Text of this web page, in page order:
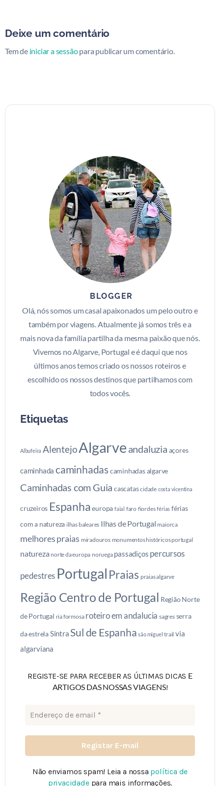
Deixe um comentário
Tem de iniciar a sessãopara publicar um comentário.
BLOGGER
Olá, nós somos um casal apaixonados um pelo outro e
também por viagens. Atualmente já somos três e a
mais nova da família partilha da mesma paixão que nós.
Vivemos no Algarve, Portugal e é daqui que nos
últimos anos temos criado os nossos roteiros e
escolhido os nossos destinos que partilhamos com
todos vocês.
Etiquetas
Albufeira AlentejoAlgarve andaluzia açores
caminhada caminhadascaminhadas algarve
Caminhadas com Guia cascatascidade costa vicentina
cruzeiros Espanha europa faial faro fiordes férias férias
com a natureza ilhas baleares Ilhas de Portugal maiorca
melhores praias miradouros monumentos históricos portugal
natureza norte da europa noruega passadiços percursos
pedestres Portugal Praias praias algarve
Região Centro de Portugal Região Norte
de Portugal ria formosa roteiro em andalucia sagres serra
da estrelaSintra Sul de Espanha são miguel trail via
algarviana
REGISTE-SE PARA RECEBER AS ÚLTIMAS DICAS E
ARTIGOS DAS NOSSAS VIAGENS!
Não enviamos spam! Leia a nossa política de
privacidadepara mais informações.